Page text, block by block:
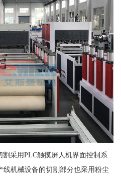
采用PLC触摸屏人机界面控制系
线机械设备的切割部分也采用粉尘